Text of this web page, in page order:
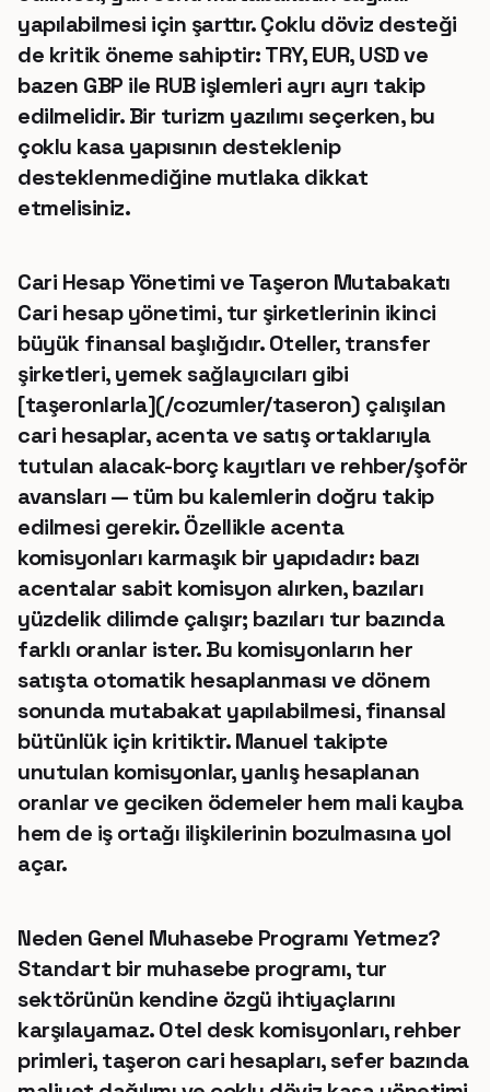
yapılabilmesi için şarttır. Çoklu döviz desteği
de kritik öneme sahiptir: TRY, EUR, USD ve
bazen GBP ile RUB işlemleri ayrı ayrı takip
edilmelidir. Bir turizm yazılımı seçerken, bu
çoklu kasa yapısının desteklenip
desteklenmediğine mutlaka dikkat
etmelisiniz.
Cari Hesap Yönetimi ve Taşeron Mutabakatı
Cari hesap yönetimi, tur şirketlerinin ikinci
büyük finansal başlığıdır. Oteller, transfer
şirketleri, yemek sağlayıcıları gibi
[taşeronlarla](/cozumler/taseron) çalışılan
cari hesaplar, acenta ve satış ortaklarıyla
tutulan alacak-borç kayıtları ve rehber/şoför
avansları — tüm bu kalemlerin doğru takip
edilmesi gerekir. Özellikle acenta
komisyonları karmaşık bir yapıdadır: bazı
acentalar sabit komisyon alırken, bazıları
yüzdelik dilimde çalışır; bazıları tur bazında
farklı oranlar ister. Bu komisyonların her
satışta otomatik hesaplanması ve dönem
sonunda mutabakat yapılabilmesi, finansal
bütünlük için kritiktir. Manuel takipte
unutulan komisyonlar, yanlış hesaplanan
oranlar ve geciken ödemeler hem mali kayba
hem de iş ortağı ilişkilerinin bozulmasına yol
açar.
Neden Genel Muhasebe Programı Yetmez?
Standart bir muhasebe programı, tur
sektörünün kendine özgü ihtiyaçlarını
karşılayamaz. Otel desk komisyonları, rehber
primleri, taşeron cari hesapları, sefer bazında